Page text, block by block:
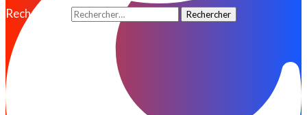
Rechercher :